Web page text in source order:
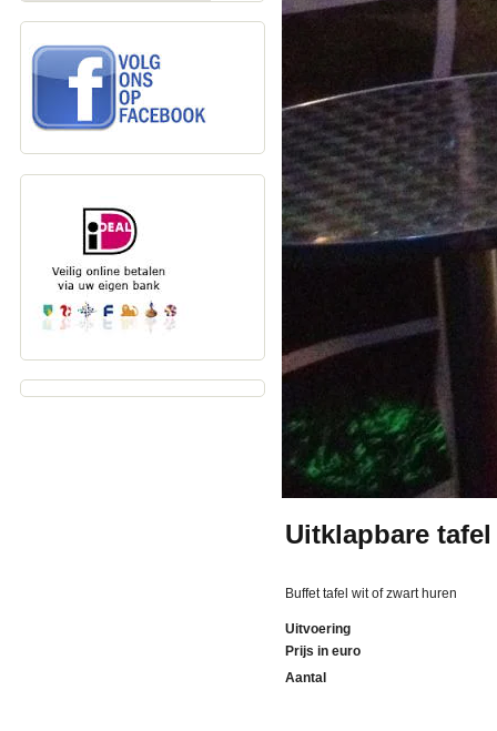
Uitklapbare
Buffet tafel wit of zwart huren
Uitvoering
Prijs in euro
Aantal